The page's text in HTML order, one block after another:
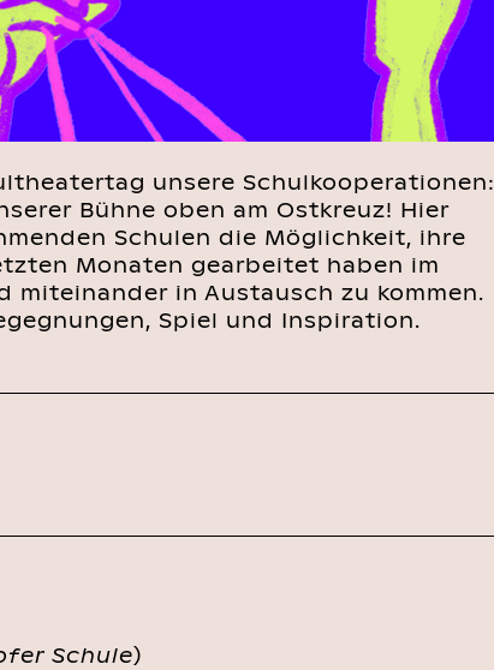
unsere Schulkooperationen:
Bühne oben am Ostkreuz! Hier
Schulen die Möglichkeit, ihre
Monaten gearbeitet haben im
in Austausch zu kommen.
Spiel und Inspiration.
Schule)